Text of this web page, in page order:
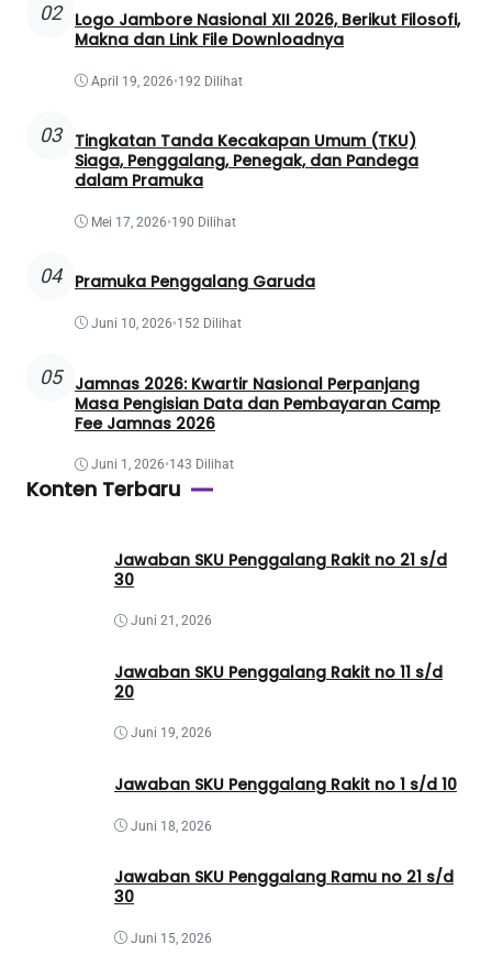
02
Logo Jambore Nasional XII 2026, Berikut Filosofi,
Makna dan Link File Downloadnya
April 19, 2026•192 Dilihat
03
Tingkatan Tanda Kecakapan Umum (TKU)
Siaga, Penggalang, Penegak, dan Pandega
dalam Pramuka
Mei 17, 2026•190 Dilihat
04 Pramuka Penggalang Garuda
Juni 10, 2026•152 Dilihat
05
Jamnas 2026: Kwartir Nasional Perpanjang
Masa Pengisian Data dan Pembayaran Camp
Fee Jamnas 2026
Juni 1, 2026•143 Dilihat
Konten Terbaru
Jawaban SKU Penggalang Rakit no 21 s/d
30
Juni 21, 2026
Jawaban SKU Penggalang Rakit no 11 s/d
20
Juni 19, 2026
Jawaban SKU Penggalang Rakit no 1 s/d 10
Juni 18, 2026
Jawaban SKU Penggalang Ramu no 21 s/d
30
Juni 15, 2026